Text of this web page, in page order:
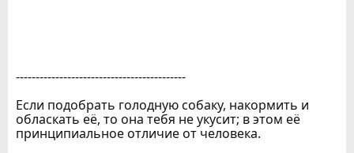
-------------------------------------------
Если подобрать голодную собаку, накормить и
обласкать её, то она тебя не укусит; в этом её
принципиальное отличие от человека.